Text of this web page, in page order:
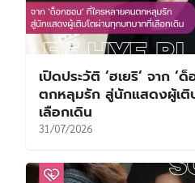
เปิดประวัติ ‘ฮเยริ’ จาก ‘
ตกหลุมรัก สู่นักแสดงผู้เติ
เลือกเดิน
31/07/2026